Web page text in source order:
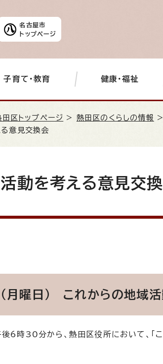
名古屋市
トップページ
子育て・教育 健康・福祉
田区トップページ > 熱田区のくらしの情報 >
意見交換会
動を考える意見交
曜日） これからの地域活
6時30分から、熱田区役所において、「